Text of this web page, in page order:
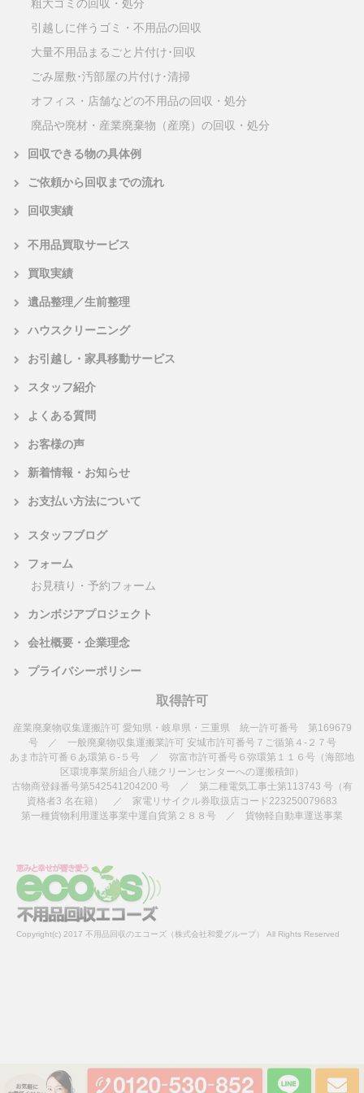
粗大ゴミの回収・処分
引越しに伴うゴミ・不用品の回収
大量不用品まるごと片付け･回収
ごみ屋敷･汚部屋の片付け･清掃
オフィス・店舗などの不用品の回収・処分
廃品や廃材・産業廃棄物（産廃）の回収・処分
回収できる物の具体例
ご依頼から回収までの流れ
回収実績
不用品買取サービス
買取実績
遺品整理／生前整理
ハウスクリーニング
お引越し・家具移動サービス
スタッフ紹介
よくある質問
お客様の声
新着情報・お知らせ
お支払い方法について
スタッフブログ
フォーム
お見積り・予約フォーム
カンボジアプロジェクト
会社概要・企業理念
プライバシーポリシー
取得許可
産業廃棄物収集運搬許可 愛知県・岐阜県・三重県 統一許可番号 第169679
号 ／ 一般廃棄物収集運搬業許可 安城市許可番号７ご循第４-２７号
あま市許可番６あ環第６-５号 ／ 弥富市許可番号６弥環第１１６号（海部地
区環境事業所組合八穂クリーンセンターへの運搬積卸）
古物商登録番号第542541204200 号 ／ 第二種電気工事士第113743 号（有
資格者3 名在籍） ／ 家電リサイクル券取扱店コード223250079683
第一種貨物利用運送事業中運自貨第２８８号 ／ 貨物軽自動車運送事業
Copyright(c) 2017 不用品回収のエコーズ（株式会社和愛グループ） All Rights Reserved